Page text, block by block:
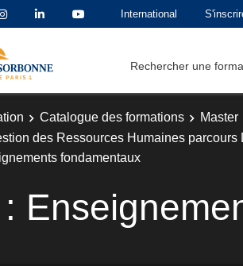
International
Rechercher une
Catalogue des formations Master
des Ressources Humaines
fondamentaux